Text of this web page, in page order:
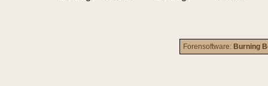
Forensoftware: Burning